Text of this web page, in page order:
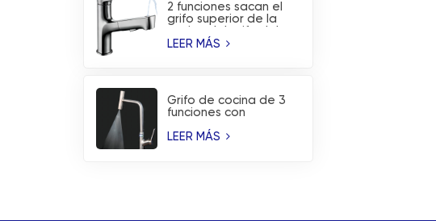
2 funciones sacan el
grifo superior de la
lavabo del lavado de
LEER MÁS
Grifo de cocina de 3
funciones con
temperatura y
LEER MÁS